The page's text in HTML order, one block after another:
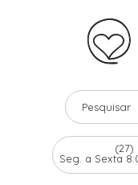
(27)
Seg. a Sexta